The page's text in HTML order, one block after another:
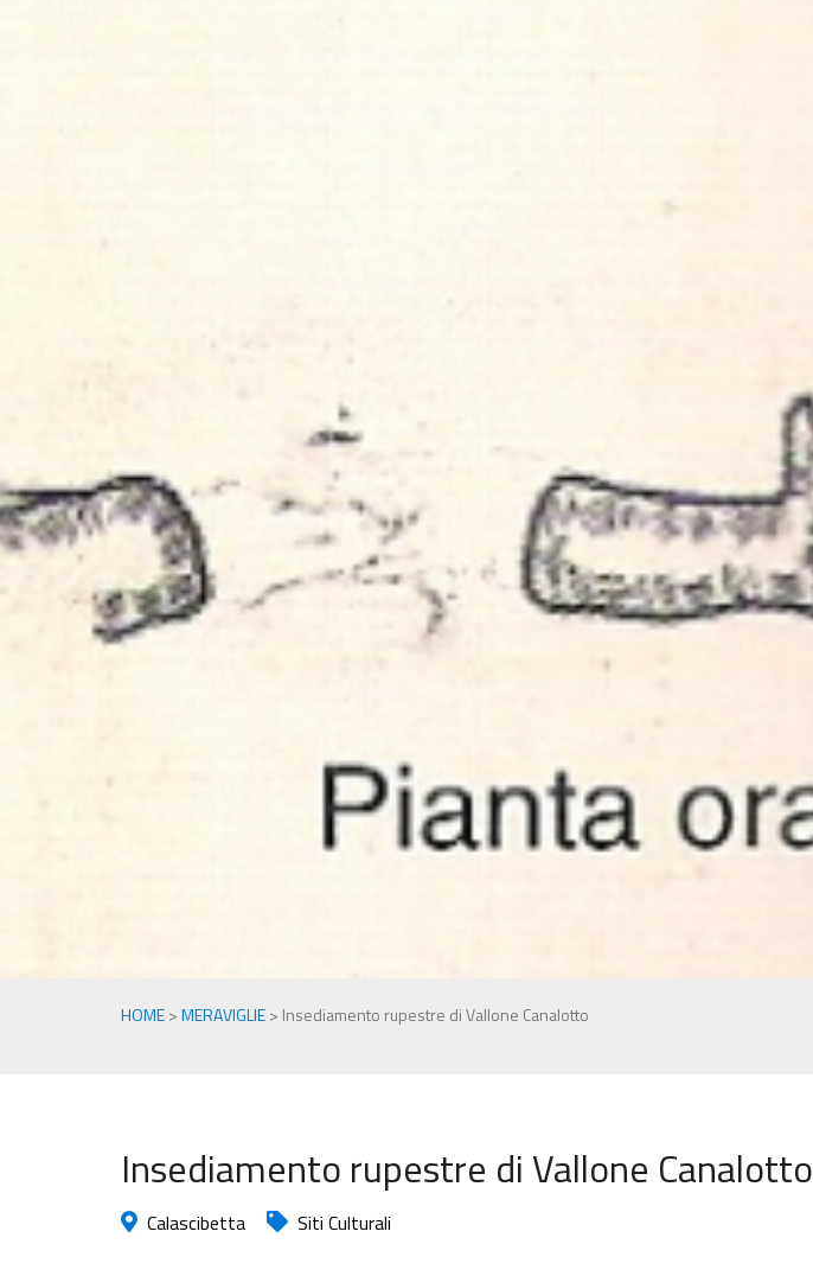
HOME>MERAVIGLIE> Insediamento rupestre di Vallone Canalotto
Insediamento rupestre di Vallone Canalotto
Calascibetta Siti Culturali